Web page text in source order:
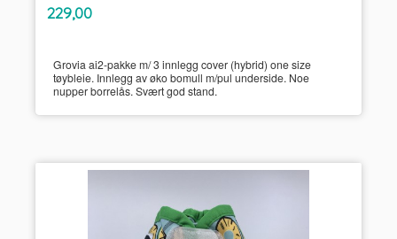
Pris
229,00mva.
Grovia ai2-pakke m/ 3 innlegg cover (hybrid) one size
tøybleie. Innlegg av øko bomull m/pul underside. Noe
nupper borrelås. Svært god stand.